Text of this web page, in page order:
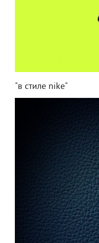
"в стиле nike"